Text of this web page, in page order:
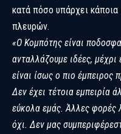
κατά πόσο υπάρχει κάποια
πλευρών.
«Ο Κομπότης είναι
ανταλλάζουμε ιδέες,
είναι ίσως ο πιο
Δεν έχει τέτοια εμπειρία
εύκολα εμάς. Άλλες φορές
όχι. Δεν μας